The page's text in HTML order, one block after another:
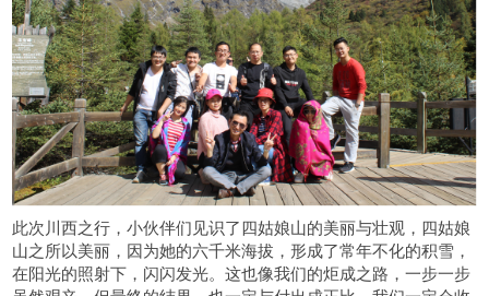
此次川西之行，小伙伴们见识了四姑娘山的美丽与壮观，四姑娘
山之所以美丽，因为她的六千米海拔，形成了常年不化的积雪，
在阳光的照射下，闪闪发光。这也像我们的炬成之路，一步一步